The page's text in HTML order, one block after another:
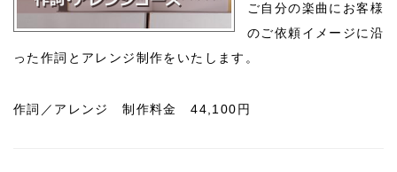
ご自分の楽曲にお客様
のご依頼イメージに沿
った作詞とアレンジ制作をいたします。
作詞／アレンジ 制作料金 44,100円